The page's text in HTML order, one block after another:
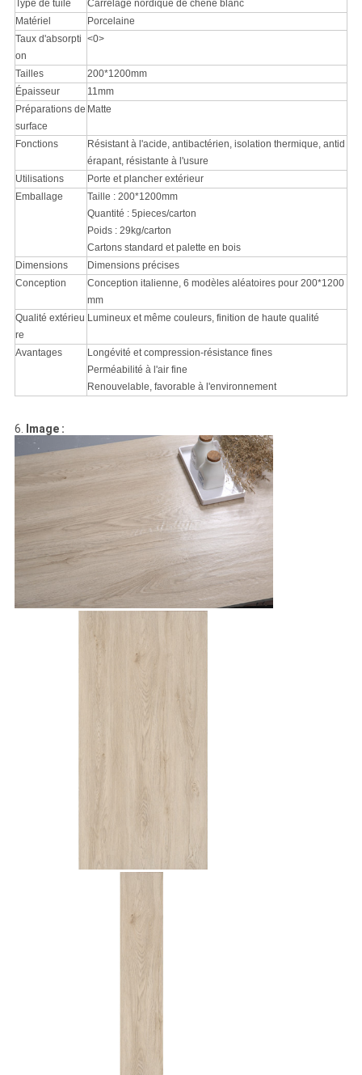
Type de tuile
Carrelage nordique de chêne blanc
Matériel
Porcelaine
Taux d'absorpti
on
<0>
Tailles
200*1200mm
Épaisseur
11mm
Préparations de
surface
Matte
Fonctions
Résistant à l'acide, antibactérien, isolation thermique, antid
érapant, résistante à l'usure
Utilisations
Porte et plancher extérieur
Emballage
Taille : 200*1200mm
Quantité : 5pieces/carton
Poids : 29kg/carton
Cartons standard et palette en bois
Dimensions
Dimensions précises
Conception
Conception italienne, 6 modèles aléatoires pour 200*1200
mm
Qualité extérieu
re
Lumineux et même couleurs, finition de haute qualité
Avantages
Longévité et compression-résistance fines
Perméabilité à l'air fine
Renouvelable, favorable à l'environnement
6. Image :